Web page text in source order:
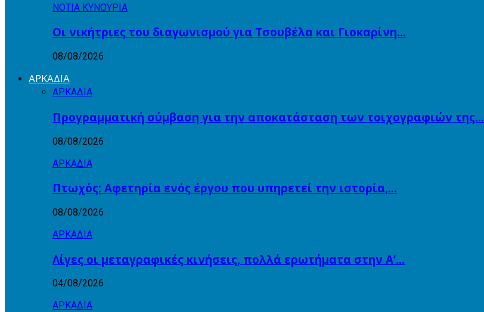
ΝΟΤΙΑ ΚΥΝΟΥΡΙΑ
Οι νικήτριες του διαγωνισμού για Τσουβέλα και Γιοκαρίνη…
08/08/2026
ΑΡΚΑΔΙΑ
ΑΡΚΑΔΙΑ
Προγραμματική σύμβαση για την αποκατάσταση των τοιχογραφιών της…
08/08/2026
ΑΡΚΑΔΙΑ
Πτωχός: Αφετηρία ενός έργου που υπηρετεί την ιστορία,…
08/08/2026
ΑΡΚΑΔΙΑ
Λίγες οι μεταγραφικές κινήσεις, πολλά ερωτήματα στην Α’…
04/08/2026
ΑΡΚΑΔΙΑ